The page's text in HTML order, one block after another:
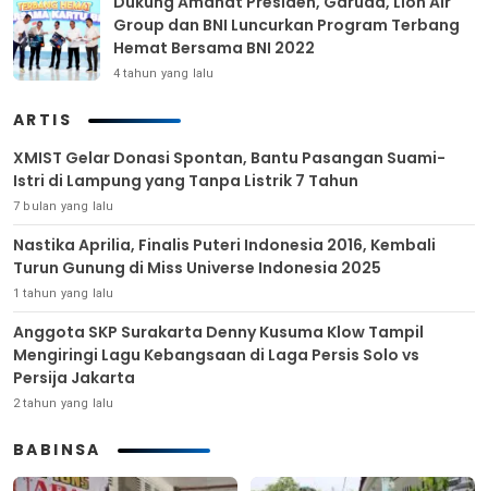
Group dan BNI Luncurkan Program Terbang
Hemat Bersama BNI 2022
4 tahun yang lalu
ARTIS
XMIST Gelar Donasi Spontan, Bantu Pasangan Suami-
Istri di Lampung yang Tanpa Listrik 7 Tahun
7 bulan yang lalu
Nastika Aprilia, Finalis Puteri Indonesia 2016, Kembali
Turun Gunung di Miss Universe Indonesia 2025
1 tahun yang lalu
Anggota SKP Surakarta Denny Kusuma Klow Tampil
Mengiringi Lagu Kebangsaan di Laga Persis Solo vs
Persija Jakarta
2 tahun yang lalu
BABINSA